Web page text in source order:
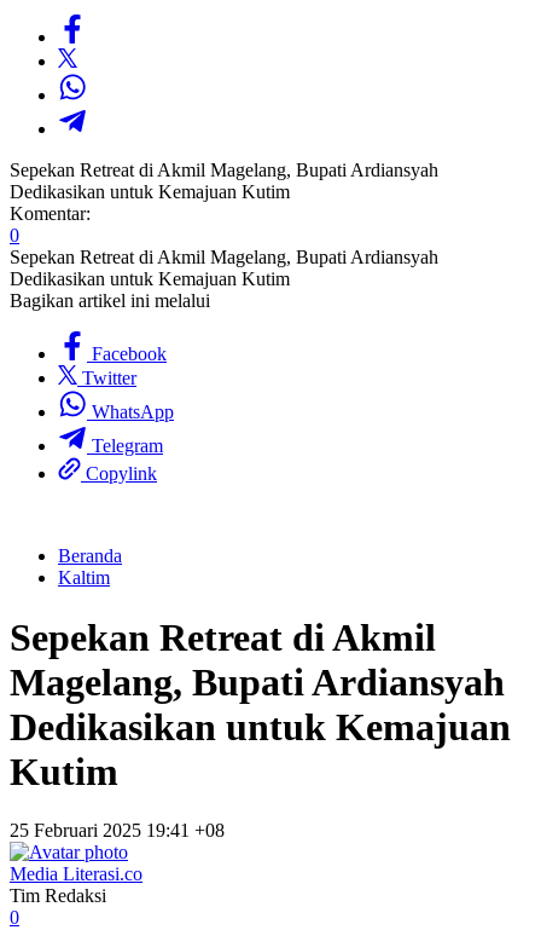
Sepekan Retreat di Akmil Magelang, Bupati Ardiansyah
Dedikasikan untuk Kemajuan Kutim
Komentar:
0
Sepekan Retreat di Akmil Magelang, Bupati Ardiansyah
Dedikasikan untuk Kemajuan Kutim
Bagikan artikel ini melalui
Facebook
Twitter
WhatsApp
Telegram
Copylink
Beranda
Kaltim
Sepekan Retreat di Akmil
Magelang, Bupati Ardiansyah
Dedikasikan untuk Kemajuan
Kutim
25 Februari 2025 19:41 +08
Media Literasi.co
Tim Redaksi
0